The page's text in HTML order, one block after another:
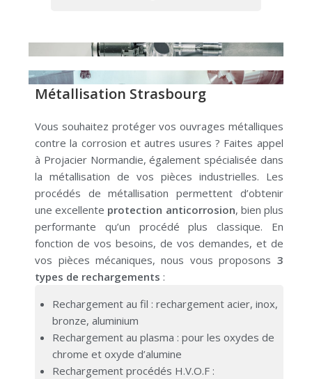
Métallisation Strasbourg
Vous souhaitez protéger vos ouvrages métalliques
contre la corrosion et autres usures ? Faites appel
à Projacier Normandie, également spécialisée dans
la métallisation de vos pièces industrielles. Les
procédés de métallisation permettent d’obtenir
une excellente protection anticorrosion, bien plus
performante qu’un procédé plus classique. En
fonction de vos besoins, de vos demandes, et de
vos pièces mécaniques, nous vous proposons 3
types de rechargements :
Rechargement au fil : rechargement acier, inox,
bronze, aluminium
Rechargement au plasma : pour les oxydes de
chrome et oxyde d’alumine
Rechargement procédés H.V.O.F :